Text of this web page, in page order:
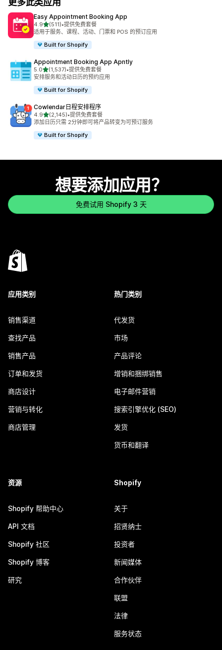
更多此类应用
Easy Appointment Booking App
4.9星（满分 5 星）
(511)
总共 511 条评论
•提供免费套餐
适用于服务、课程、活动、门票和 POS 的预订应用
Built for Shopify
Appointment Booking App Apntly
5.0星（满分 5 星）
(1,537)
总共 1537 条评论
•提供免费套餐
安排服务和活动日历的预约应用
Built for Shopify
Cowlendar日程安排程序
4.9星（满分 5 星）
(2,145)
总共 2145 条评论
•提供免费套餐
添加日历只需 2分钟即可将产品转变为可预订服务
Built for Shopify
想要添加应用？
免费试用 Shopify 3 天
应用类别
销售渠道
查找产品
销售产品
订单和发货
商店设计
营销与转化
商店管理
热门类别
代发货
市场
产品评论
增销和捆绑销售
电子邮件营销
搜索引擎优化 (SEO)
发货
货币和翻译
资源
Shopify 帮助中心
API 文档
Shopify 社区
Shopify 博客
研究
Shopify
关于
招贤纳士
投资者
新闻媒体
合作伙伴
联盟
法律
服务状态